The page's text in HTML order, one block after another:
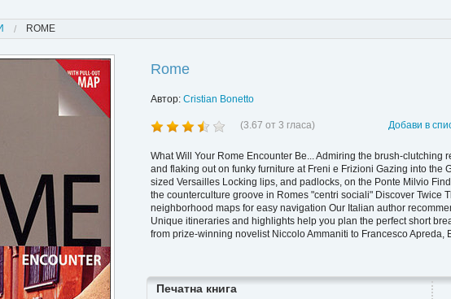
ROME
Rome
Автор: Cristian Bonetto
(3.67 от 3 гласа) Добави в
What Will Your Rome Encounter Be... Admiring the brush-
and flaking out on funky furniture at Freni e Frizioni Gazing into
sized Versailles Locking lips, and padlocks, on the Ponte Milvio
the counterculture groove in Romes "centri sociali" Discover Twice
neighborhood maps for easy navigation Our Italian author
Unique itineraries and highlights help you plan the perfect short
from prize-winning novelist Niccolo Ammaniti to Francesco Apreda,
Печатна книга